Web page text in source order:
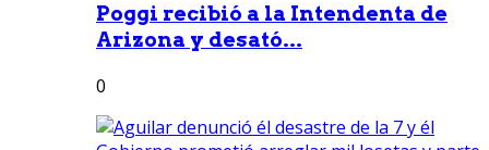
Poggi recibió a la Intendenta de
Arizona y desató...
0